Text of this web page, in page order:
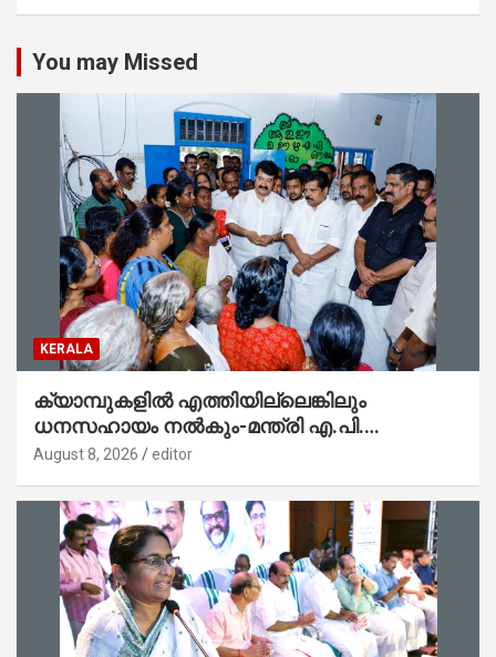
You may Missed
KERALA
ക്യാമ്പുകളിൽ എത്തിയില്ലെങ്കിലും
ധനസഹായം നൽകും-മന്ത്രി എ.പി.
അനിൽകുമാർ
August 8, 2026 editor